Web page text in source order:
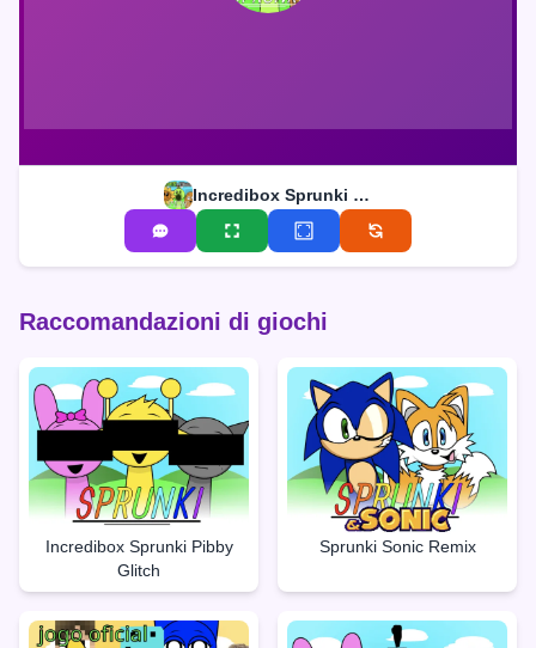
Incredibox Sprunki Pvz
Raccomandazioni di giochi
Incredibox Sprunki Pibby
Glitch
Sprunki Sonic Remix